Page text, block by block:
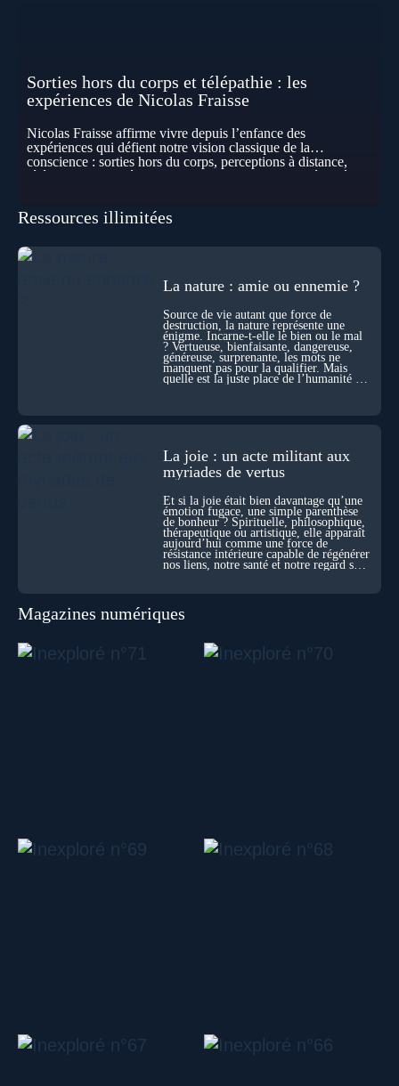
Sorties hors du corps et télépathie : les
expériences de Nicolas Fraisse
Nicolas Fraisse affirme vivre depuis l’enfance des
expériences qui défient notre vision classique de la
conscience : sorties hors du corps, perceptions à distance,
télépathie spontanée… Comment accueillir ces phénomènes
les pensées d’autrui ? Que deviennent l’espace, le temps… et
disparaître ? Au fil de cet échange, Nicolas raconte ses
expériences les plus troublantes : visions vérifiées,
durant ses sorties, protocoles scientifiques… et toujours, cette
! Sommes-nous à l’aube d’une révolution de la conscience ?
Sans doute. Mais encore faut-il accepter d’explorer ces
territoires avec lucidité, et rigueur…
Ressources illimitées
La nature : amie ou ennemie ?
Source de vie autant que force de
destruction, la nature représente une
énigme. Incarne-t-elle le bien ou le mal
? Vertueuse, bienfaisante, dangereuse,
généreuse, surprenante, les mots ne
manquent pas pour la qualifier. Mais
quelle est la juste place de l’humanité au
La joie : un acte militant aux
myriades de vertus
Et si la joie était bien davantage qu’une
émotion fugace, une simple parenthèse
de bonheur ? Spirituelle, philosophique,
thérapeutique ou artistique, elle apparaît
aujourd’hui comme une force de
résistance intérieure capable de régénérer
nos liens, notre santé et notre regard sur
Magazines numériques